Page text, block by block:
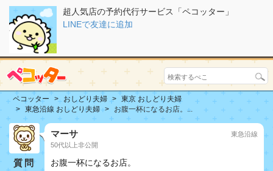
超人気店の予約代行サービス「ペコッター」
LINEで友達に追加
ペコッター おしどり夫婦
東京 おしどり夫婦
東急沿線 おしどり夫婦
お腹一杯になるお店。...
質問
マーサ
50代以上非公開
東急沿線
お腹一杯になるお店。